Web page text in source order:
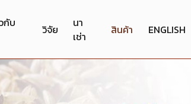
กับ
วิจัย
นา
เช่า
สินค้า ENGLISH